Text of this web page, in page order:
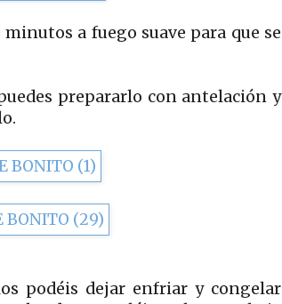
a fuego suave para que se
prepararlo con antelación y
podéis dejar enfriar y congelar